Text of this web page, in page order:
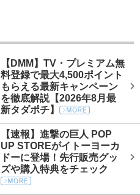
【DMM】TV・プレミアム無
料登録で最大4,500ポイント
もらえる最新キャンペーン
を徹底解説【2026年8月最
新タダポチ】
【速報】進撃の巨人 POP
UP STOREがイトーヨーカ
ドーに登場！先行販売グッ
ズや購入特典をチェック